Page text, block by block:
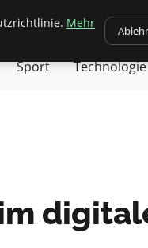
Gesundheit
Sport Technologie
Mehr